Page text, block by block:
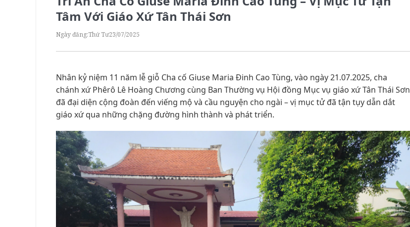
Tâm Với Giáo Xứ Tân Thái Sơn
Ngày đăng:Thứ Tư23/07/2025
Nhân kỷ niệm 11 năm lễ giỗ Cha cố Giuse Maria Đinh Cao Tùng, vào ngày 21.07.2025, cha
chánh xứ Phêrô Lê Hoàng Chương cùng Ban Thường vụ Hội đồng Mục vụ giáo xứ Tân Thái Sơn
đã đại diện cộng đoàn đến viếng mộ và cầu nguyện cho ngài – vị mục tử đã tận tụy dẫn dắt
giáo xứ qua những chặng đường hình thành và phát triển.